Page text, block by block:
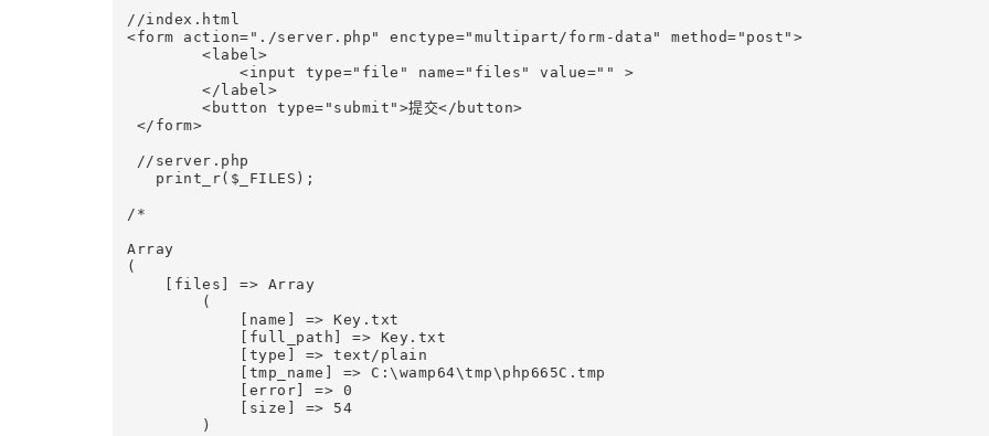
//index.html
<form action="./server.php" enctype="multipart/form-data" method="post">
        <label>
            <input type="file" name="files" value="" >
        </label>
        <button type="submit">提交</button>
</form>
//server.php
   print_r($_FILES);
/*
Array
(
    [files] => Array
        (
            [name] => Key.txt
            [full_path] => Key.txt
            [type] => text/plain
            [tmp_name] => C:\wamp64\tmp\php665C.tmp
            [error] => 0
            [size] => 54
        )